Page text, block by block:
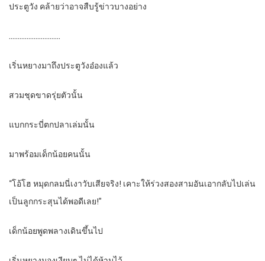
ประตูวัง คล้ายว่าอาจสืบรู้ข่าวบางอย่าง
………………………..
เริ่นหยางมาถึงประตูวังอ๋องแล้ว
สวมชุดขาดรุ่ยตัวนั้น
แบกกระบี่ตกปลาเล่มนั้น
มาพร้อมเด็กน้อยคนนั้น
“โอ้โฮ หมุดกลมนี่เงาวับเสียจริง! เคาะให้ร่วงสองสามอันเอากลับไปเล่น
เป็นลูกกระสุนได้พอดีเลย!”
เด็กน้อยพูดพลางเดินขึ้นไป